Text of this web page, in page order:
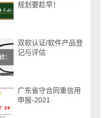
规划要趁早！
双软认证/软件产品登
记与评估
广东省守合同重信用
申报-2021